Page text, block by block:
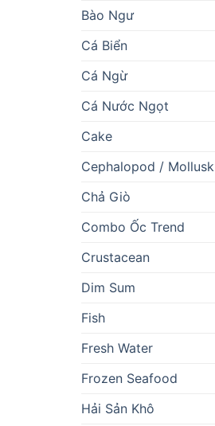
Bào Ngư
Cá Biển
Cá Ngừ
Cá Nước Ngọt
Cake
Cephalopod / Mollusk
Chả Giò
Combo Ốc Trend
Crustacean
Dim Sum
Fish
Fresh Water
Frozen Seafood
Hải Sản Khô